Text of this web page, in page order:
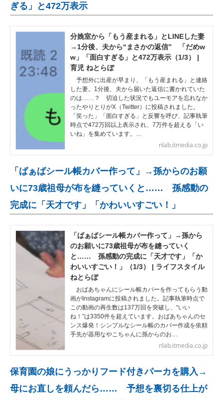
ぎる」と472万表示
分娩室から「もう産まれる」とLINEした妻
→1分後、夫から“まさかの返信” 「だめw
w」「面白すぎる」と472万表示（1/3） |
育児 ねとらぼ
予想外に出産が早まり、「もう産まれる」と連絡
した妻。1分後、夫から届いた返信に書かれていた
のは……？ 切迫した状況でもユーモアを忘れなか
ったやりとりがX（Twitter）に投稿されました。
「笑った」「面白すぎる」と反響を呼び、記事執筆
時点で472万回以上表示され、7万件を超える「い
いね」を集めています。…
nlab.itmedia.co.jp
「ばぁばシール帳カバー作って」→孫からのお願
いに73歳祖母が布を縫っていくと…… 孫感動の
完成に「天才です」「かわいいすごい！」
「ばぁばシール帳カバー作って」→孫から
のお願いに73歳祖母が布を縫っていく
と…… 孫感動の完成に「天才です」「か
わいいすごい！」（1/3） | ライフスタイル
ねとらぼ
おばあちゃんにシール帳カバーを作ってもらう動
画がInstagramに投稿されました。記事執筆時点で
この動画の再生数は137万回を突破し、“いい
ね！”は3350件を超えています。おばあちゃんのセ
ンス爆発！シンプルなシール帳のカバー作成を依頼
手先が器用なやこちゃんに孫からのお…
nlab.itmedia.co.jp
保育園の娘にうっかりフード付きパーカを購入→
母にお直しを頼んだら…… 予想を裏切る仕上が